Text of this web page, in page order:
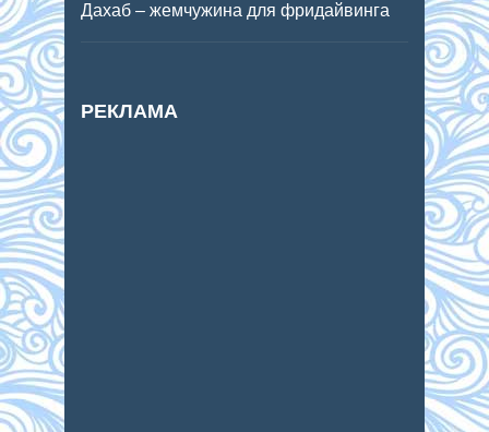
Дахаб – жемчужина для фридайвинга
РЕКЛАМА